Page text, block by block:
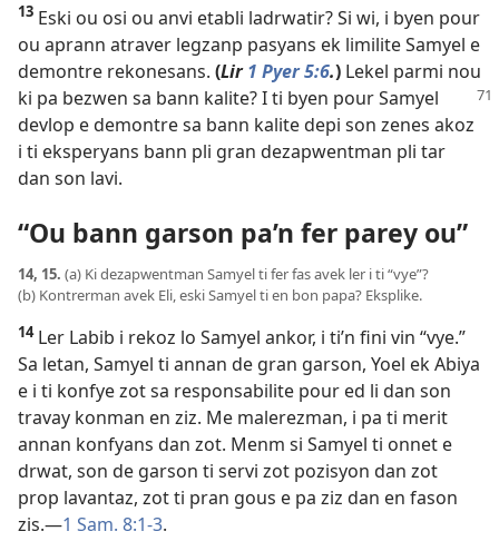
13 Eski ou osi ou anvi etabli ladrwatir? Si wi, i byen pour
ou aprann atraver legzanp pasyans ek limilite Samyel e
demontre rekonesans. (Lir 1 Pyer 5:6.) Lekel parmi nou
ki pa bezwen sa bann kalite? I ti byen pour Samyel
devlop e demontre sa bann kalite depi son zenes akoz
i ti eksperyans bann pli gran dezapwentman pli tar
dan son lavi.
“Ou bann garson pa’n fer parey ou”
14, 15. (a) Ki dezapwentman Samyel ti fer fas avek ler i ti “vye”?
(b) Kontrerman avek Eli, eski Samyel ti en bon papa? Eksplike.
14Ler Labib i rekoz lo Samyel ankor, i ti’n fini vin “vye.”
Sa letan, Samyel ti annan de gran garson, Yoel ek Abiya
e i ti konfye zot sa responsabilite pour ed li dan son
travay konman en ziz. Me malerezman, i pa ti merit
annan konfyans dan zot. Menm si Samyel ti onnet e
drwat, son de garson ti servi zot pozisyon dan zot
prop lavantaz, zot ti pran gous e pa ziz dan en fason
zis.​—1 Sam. 8:1-3.